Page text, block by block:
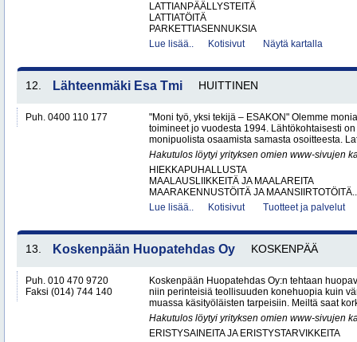
LATTIANPÄÄLLYSTEITÄ
LATTIATÖITÄ
PARKETTIASENNUKSIA
Lue lisää..
Kotisivut Näytä kartalla
12. Lähteenmäki Esa Tmi HUITTINEN
Puh. 0400 110 177
"Moni työ, yksi tekijä – ESAKON" Olemme
toimineet jo vuodesta 1994. Lähtökohtaisesti
monipuolista osaamista samasta osoitteesta.
Hakutulos löytyi yrityksen omien www-sivujen
HIEKKAPUHALLUSTA
MAALAUSLIIKKEITÄ JA MAALAREITA
MAARAKENNUSTÖITÄ JA MAANSIIRTOTÖITÄ..
Lue lisää..
Kotisivut Tuotteet ja palvelut
13. Koskenpään Huopatehdas Oy KOSKENPÄÄ
Puh. 010 470 9720
Faksi (014) 744 140
Koskenpään Huopatehdas Oy:n tehtaan
niin perinteisiä teollisuuden konehuopia kuin
muassa käsityöläisten tarpeisiin. Meiltä saat
Hakutulos löytyi yrityksen omien www-sivujen
ERISTYSAINEITA JA ERISTYSTARVIKKEITA